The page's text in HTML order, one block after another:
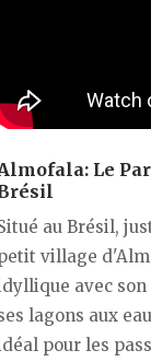
Le
au Brésil,
village
avec
lagons aux
pour les